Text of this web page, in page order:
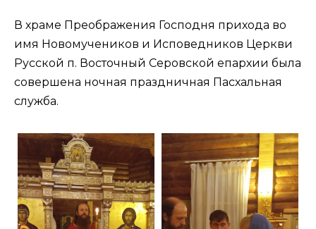
В храме Преображения Господня прихода во
имя Новомучеников и Исповедников Церкви
Русской п. Восточный Серовской епархии была
совершена ночная праздничная Пасхальная
служба.